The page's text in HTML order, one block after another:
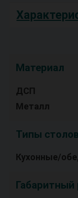
Материал
ДСП
Металл
Типы
Кухонные/